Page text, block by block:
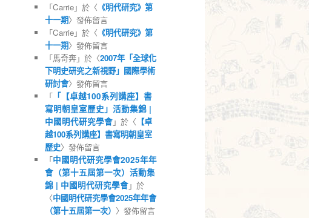
「Carrie」於〈 《明代研究》第
十一期〉發佈留言
「Carrie」於〈 《明代研究》第
十一期〉發佈留言
「馬奇奔」於〈2007年「全球化
下明史研究之新視野」國際學術
研討會〉發佈留言
「 「【卓越100系列講座】書
寫明朝皇室歷史」活動集錦 |
中國明代研究學會」於〈 【卓
越100系列講座】書寫明朝皇室
歷史〉發佈留言
「中國明代研究學會2025年年
會（第十五屆第一次）活動集
錦 | 中國明代研究學會」於
〈中國明代研究學會2025年年會
（第十五屆第一次） 〉發佈留言